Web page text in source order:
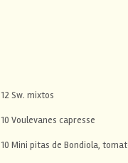
12 Sw. mixtos
10 Voulevanes capresse
10 Mini pitas de Bondiola,